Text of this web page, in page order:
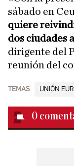
sábado en
quiere
dos ciudades
dirigente del
reunión del
TEMAS UNIÓN
0